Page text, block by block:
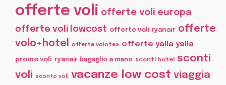
offerte voli offerte voli europa
offerte voli lowcost offerte voli ryanair offerte
volo+hotel
offerte volotea offerte yalla yalla
promo voli ryanair bagaglio a mano sconti hotel
sconti
voli
sconto voli vacanze low cost viaggia